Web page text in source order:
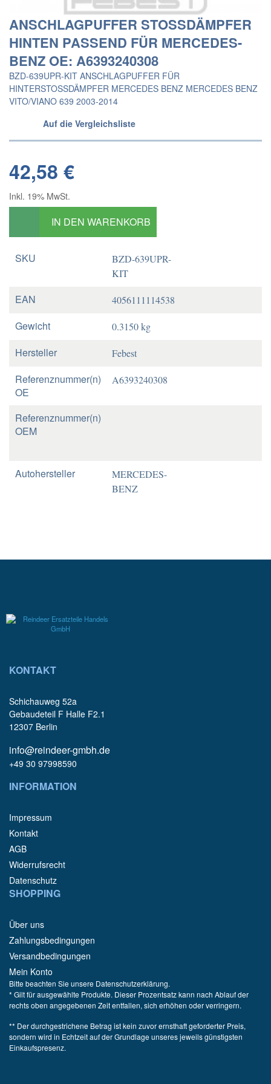
ANSCHLAGPUFFER STOSSDÄMPFER
HINTEN PASSEND FÜR MERCEDES-
BENZ OE: A6393240308
BZD-639UPR-KIT ANSCHLAGPUFFER FÜR
HINTERSTOSSDÄMPFER MERCEDES BENZ MERCEDES BENZ
VITO/VIANO 639 2003-2014
Auf die Vergleichsliste
42,58 €
Inkl. 19% MwSt.
IN DEN WARENKORB
SKU
BZD-639UPR-
KIT
EAN 4056111114538
Gewicht 0.3150 kg
Hersteller Febest
Referenznummer(n)
OE
A6393240308
Referenznummer(n)
OEM
Autohersteller
MERCEDES-
BENZ
KONTAKT
Schichauweg 52a
Gebaudeteil F Halle F2.1
12307 Berlin
info@reindeer-gmbh.de
+49 30 97998590
INFORMATION
Impressum
Kontakt
AGB
Widerrufsrecht
Datenschutz
SHOPPING
Über uns
Zahlungsbedingungen
Versandbedingungen
Mein Konto
Bitte beachten Sie unsere Datenschutzerklärung.
* Gilt für ausgewählte Produkte. Dieser Prozentsatz kann nach Ablauf der
rechts oben angegebenen Zeit entfallen, sich erhöhen oder verringern.
** Der durchgestrichene Betrag ist kein zuvor ernsthaft geforderter Preis,
sondern wird in Echtzeit auf der Grundlage unseres jeweils günstigsten
Einkaufspresenz.